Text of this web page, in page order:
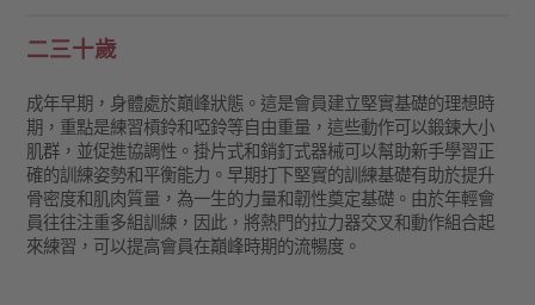
二三十歲
成年早期，身體處於巔峰狀態。這是會員建立堅實基礎的理想時
期，重點是練習槓鈴和啞鈴等自由重量，這些動作可以鍛鍊大小
肌群，並促進協調性。掛片式和銷釘式器械可以幫助新手學習正
確的訓練姿勢和平衡能力。早期打下堅實的訓練基礎有助於提升
骨密度和肌肉質量，為一生的力量和韌性奠定基礎。由於年輕會
員往往注重多組訓練，因此，將熱門的拉力器交叉和動作組合起
來練習，可以提高會員在巔峰時期的流暢度。